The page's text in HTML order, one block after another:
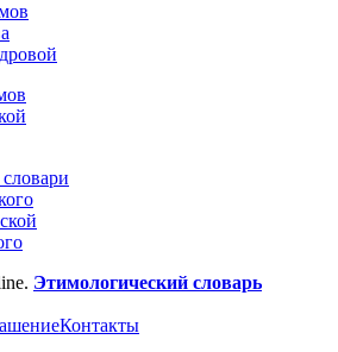
Этимологический словарь
Контакты